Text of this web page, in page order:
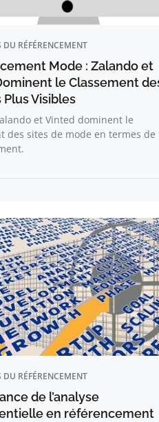
DU RÉFÉRENCEMENT
Mode : Zalando et
le Classement
Plus Visibles
et Vinted dominent le
des sites de mode en termes de
DU RÉFÉRENCEMENT
de l’analyse
en référencement